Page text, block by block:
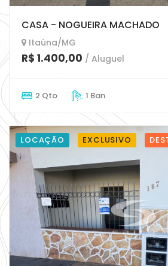
CASA - NOGUEIRA MACHADO
Itaúna/MG
R$ 1.400,00 / Aluguel
2 Qto 1 Ban
LOCAÇÃO EXCLUSIVO